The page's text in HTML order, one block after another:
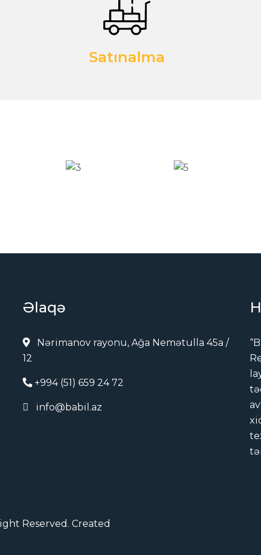
Satınalma
Əlaqə
Nərimanov rayonu, Ağa Nemətulla 45a /
12
+994 (51) 659 24 72
info@babil.az
Reserved. Created